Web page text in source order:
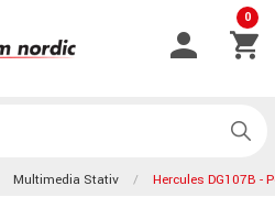
0
Multimedia Stativ Hercules DG107B -